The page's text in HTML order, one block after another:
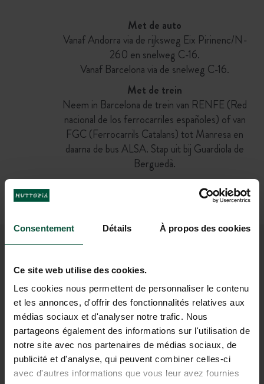
Consentement Détails À propos des cookies
Ce site web utilise des cookies.
Les cookies nous permettent de personnaliser le contenu
et les annonces, d'offrir des fonctionnalités relatives aux
médias sociaux et d'analyser notre trafic. Nous
partageons également des informations sur l'utilisation de
notre site avec nos partenaires de médias sociaux, de
publicité et d'analyse, qui peuvent combiner celles-ci
avec d'autres informations que vous leur avez fournies
Met de auto
Vanaf Andorra via de rijksweg Eix Pirinenc/N-
260 en snelweg C-16.
Vanaf Barcelona via de snelweg C-16.
Met de trein
Neem in Barcelona de trein van RENFE (Red
nacional de los ferrocarriles españoles) of van
FGC (Ferrocarrils Catalans) tot Manresa en
daarna de bus ALSA. Stap uit bij Guardiola de
Berguedà.
Met het vliegtuig
Luchthavens in de buurt: Barcelona (128 km) of
WORD LID VAN ONZE
GEMEENSCHAP
Om als eerste op de hoogte te zijn van Huttopia
nieuws en speciale aanbiedingen!